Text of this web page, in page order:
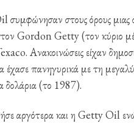
στους όρους
Gordon Getty (τον κύριο
Ανακοινώσεις είχαν
πανηγυρικά με τη
δολάρια (το 1987).
αργότερα και η Getty Oil